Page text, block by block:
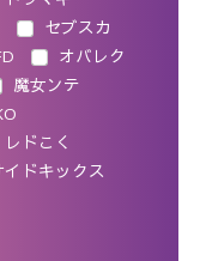
セブスカ
オバレク
魔女ンテ
レドこく
イドキックス